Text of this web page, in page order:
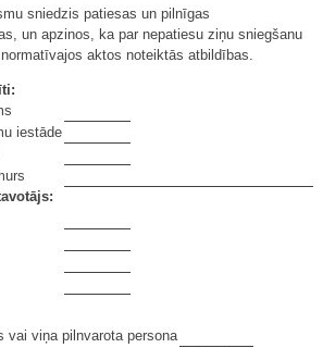
sniedzis patiesas un pilnīgas
un apzinos, ka par nepatiesu ziņu sniegšanu
aktos noteiktās atbildības.
iestāde
vai viņa pilnvarota persona